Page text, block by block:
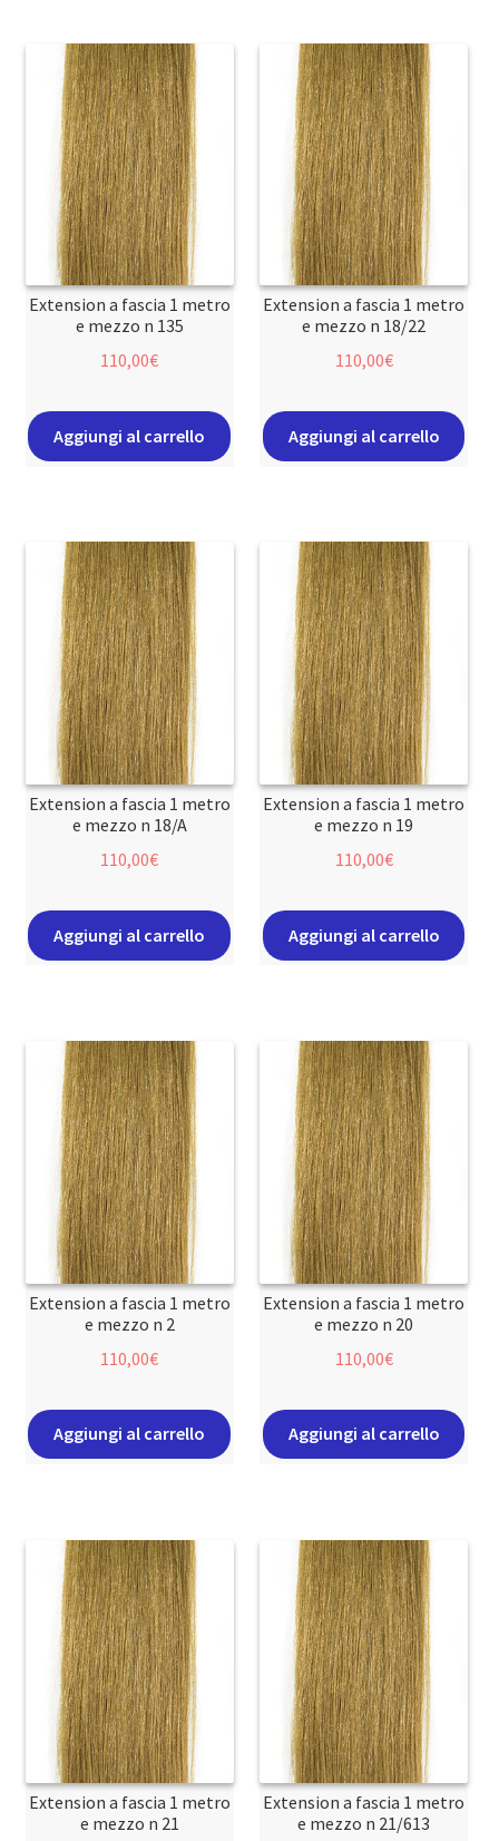
Extension a fascia 1 metro
e mezzo n 135
110,00€
Aggiungi al carrello
Extension a fascia 1 metro
e mezzo n 18/22
110,00€
Aggiungi al carrello
Extension a fascia 1 metro
e mezzo n 18/A
110,00€
Aggiungi al carrello
Extension a fascia 1 metro
e mezzo n 19
110,00€
Aggiungi al carrello
Extension a fascia 1 metro
e mezzo n 2
110,00€
Aggiungi al carrello
Extension a fascia 1 metro
e mezzo n 20
110,00€
Aggiungi al carrello
Extension a fascia 1 metro
e mezzo n 21
Extension a fascia 1 metro
e mezzo n 21/613